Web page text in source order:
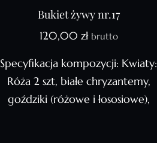
Bukiet żywy nr.17
120,00 zł brutto
Specyfikacja kompozycji: Kwiaty:
Róża 2 szt, białe chryzantemy,
goździki (różowe i łososiowe),